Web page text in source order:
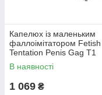
Капелюх із маленьким
фаллоімітатором Fetish
Tentation Penis Gag T1
В наявності
1 069 ₴